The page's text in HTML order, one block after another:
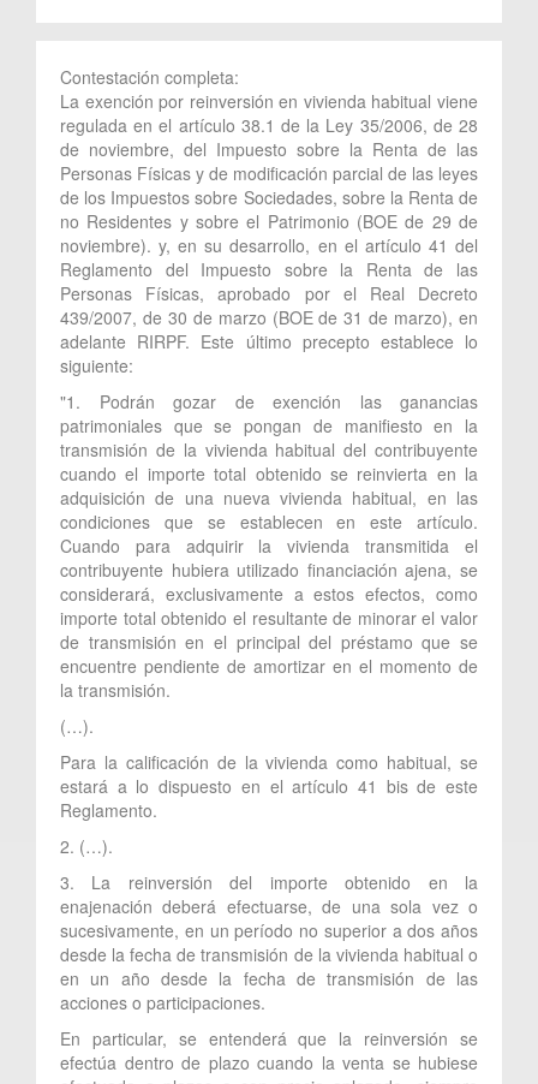
Contestación completa:
La exención por reinversión en vivienda habitual viene
regulada en el artículo 38.1 de la Ley 35/2006, de 28
de noviembre, del Impuesto sobre la Renta de las
Personas Físicas y de modificación parcial de las leyes
de los Impuestos sobre Sociedades, sobre la Renta de
no Residentes y sobre el Patrimonio (BOE de 29 de
noviembre). y, en su desarrollo, en el artículo 41 del
Reglamento del Impuesto sobre la Renta de las
Personas Físicas, aprobado por el Real Decreto
439/2007, de 30 de marzo (BOE de 31 de marzo), en
adelante RIRPF. Este último precepto establece lo
siguiente:
"1. Podrán gozar de exención las ganancias
patrimoniales que se pongan de manifiesto en la
transmisión de la vivienda habitual del contribuyente
cuando el importe total obtenido se reinvierta en la
adquisición de una nueva vivienda habitual, en las
condiciones que se establecen en este artículo.
Cuando para adquirir la vivienda transmitida el
contribuyente hubiera utilizado financiación ajena, se
considerará, exclusivamente a estos efectos, como
importe total obtenido el resultante de minorar el valor
de transmisión en el principal del préstamo que se
encuentre pendiente de amortizar en el momento de
la transmisión.
(…).
Para la calificación de la vivienda como habitual, se
estará a lo dispuesto en el artículo 41 bis de este
Reglamento.
2. (…).
3. La reinversión del importe obtenido en la
enajenación deberá efectuarse, de una sola vez o
sucesivamente, en un período no superior a dos años
desde la fecha de transmisión de la vivienda habitual o
en un año desde la fecha de transmisión de las
acciones o participaciones.
En particular, se entenderá que la reinversión se
efectúa dentro de plazo cuando la venta se hubiese